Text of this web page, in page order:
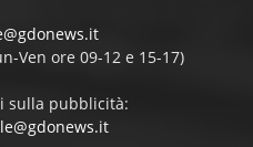
Ven ore 09-12 e 15-17)
sulla pubblicità: